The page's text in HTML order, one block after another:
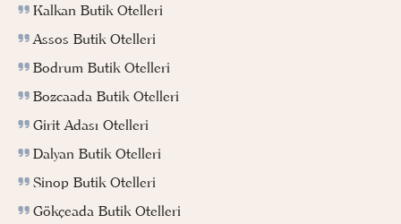
Kalkan Butik Otelleri
Assos Butik Otelleri
Bodrum Butik Otelleri
Bozcaada Butik Otelleri
Girit Adası Otelleri
Dalyan Butik Otelleri
Sinop Butik Otelleri
Gökçeada Butik Otelleri